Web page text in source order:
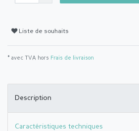
Liste de souhaits
* avec TVA hors Frais de livraison
Description
Caractéristiques techniques